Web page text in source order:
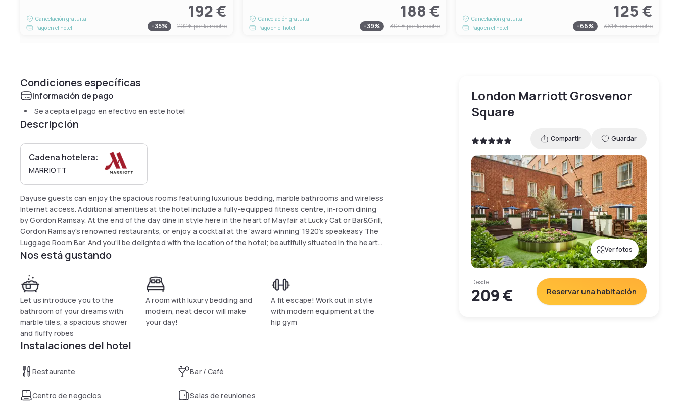
Cancelación gratuita
Pago en el hotel
192 €
-35% 292 €por la noche
Cancelación gratuita
Pago en el hotel
188 €
-39% 304 €por la noche
Cancelación gratuita
Pago en el hotel
125 €
-66% 361 €por la noche
Condiciones específicas
Información de pago
Se acepta el pago en efectivo en este hotel
Descripción
Cadena hotelera:
MARRIOTT
Dayuse guests can enjoy the spacious rooms featuring luxurious bedding, marble bathrooms and wireless
Internet access. Additional amenities at the hotel include a fully-equipped fitness centre, in-room dining
by Gordon Ramsay. At the end of the day dine in style here in the heart of Mayfair at Lucky Cat or Bar&Grill,
Gordon Ramsay's renowned restaurants, or enjoy a cocktail at the ‘award winning’ 1920’s speakeasy The
Luggage Room Bar. And you'll be delighted with the location of the hotel; beautifully situated in the heart
of Mayfair, minutes from Oxford Street and Park Lane and a two minute walk to Selfridges and Hyde Park.
The vibrant West End, Buckingham Palace, and other popular attractions are just moments away.
Nos está gustando
Let us introduce you to the
bathroom of your dreams with
marble tiles, a spacious shower
and fluffy robes
A room with luxury bedding and
modern, neat decor will make
your day!
A fit escape! Work out in style
with modern equipment at the
hip gym
Instalaciones del hotel
Restaurante Bar / Café
Centro de negocios Salas de reuniones
London Marriott Grosvenor
Square
Compartir Guardar
Ver fotos
Desde
209 € Reservar una habitación